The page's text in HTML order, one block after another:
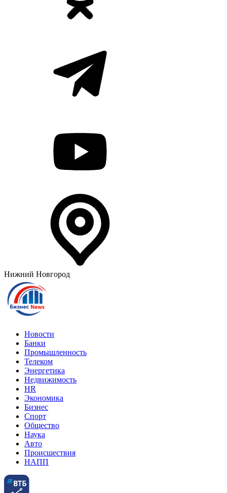
Нижний Новгород
Новости
Банки
Промышленность
Телеком
Энергетика
Недвижимость
HR
Экономика
Бизнес
Спорт
Общество
Наука
Авто
Происшествия
НАПП